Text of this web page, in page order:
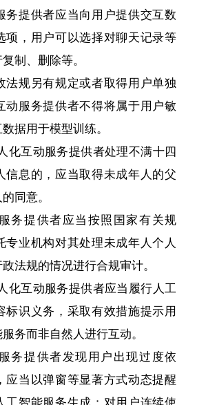
提供者应当向用户提供交互数
项，用户可以选择对聊天记录等
制、删除等。
规另有规定或者取得用户单独
动服务提供者不得将属于用户敏
据用于模型训练。
互动服务提供者处理不满十四
信息的，应当取得未成年人的父
同意。
提供者应当按照国家有关规
专业机构对其处理未成年人个人
法规的情况进行合规审计。
互动服务提供者应当履行人工
标识义务，采取有效措施提示用
务而非自然人进行互动。
提供者发现用户出现过度依
应当以弹窗等显著方式动态提醒
工智能服务生成；对用户连续使